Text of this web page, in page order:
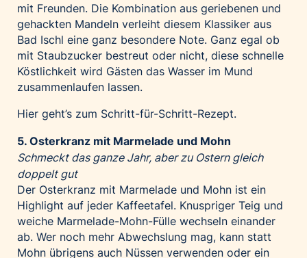
mit Freunden. Die Kombination aus geriebenen und
gehackten Mandeln verleiht diesem Klassiker aus
Bad Ischl eine ganz besondere Note. Ganz egal ob
mit Staubzucker bestreut oder nicht, diese schnelle
Köstlichkeit wird Gästen das Wasser im Mund
zusammenlaufen lassen.
Hier geht’s zum Schritt-für-Schritt-Rezept.
5. Osterkranz mit Marmelade und Mohn
Schmeckt das ganze Jahr, aber zu Ostern gleich
doppelt gut
Der Osterkranz mit Marmelade und Mohn ist ein
Highlight auf jeder Kaffeetafel. Knuspriger Teig und
weiche Marmelade-Mohn-Fülle wechseln einander
ab. Wer noch mehr Abwechslung mag, kann statt
Mohn übrigens auch Nüssen verwenden oder ein